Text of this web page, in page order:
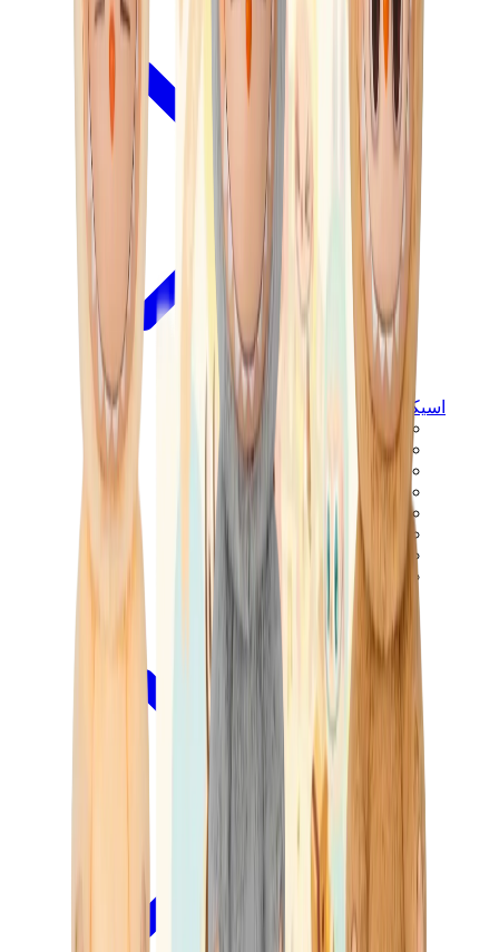
اسيكس
اسيكس الأكثر مبيعاً
إصدارات اسيكس الجديدة
اسيكس جل-كايانو
اسيكس جل-NYC
اسيكس GT-2160
اسيكس جل-1130
اونيتسوكا تايغر مكسيكو 66
اسيكس جل-نيمبوس
View All
اسيكس